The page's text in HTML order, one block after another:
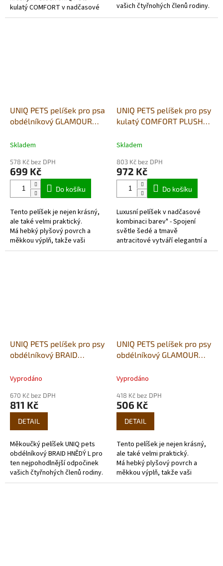
kulatý COMFORT v nadčasové
šedé barvě skvěle doplní každý
vašich čtyřnohých členů rodiny.
Má hebký plyšový povrch a
UNIQ PETS pelíšek pro psa
obdélníkový GLAMOUR
75×60×20cm
Skladem
578 Kč bez DPH
699 Kč
Do košíku
Tento pelíšek je nejen krásný,
ale také velmi praktický.
Má hebký plyšový povrch a
měkkou výplň, takže vaši
chlupatí kamarádi budou spinkat
UNIQ PETS pelíšek pro psy
kulatý COMFORT PLUSH
Skladem
803 Kč bez DPH
972 Kč
Do košíku
Luxusní pelíšek v nadčasové
kombinaci barev" - Spojení
světle šedé a tmavě
antracitové vytváří elegantní a
moderní vzhled, který se hodí
UNIQ PETS pelíšek pro psy
obdélníkový BRAID
Vyprodáno
670 Kč bez DPH
811 Kč
DETAIL
Měkoučký pelíšek UNIQ pets
obdélníkový BRAID HNĚDÝ L pro
ten nejpohodlnější odpočinek
vašich čtyřnohých členů rodiny.
Má hebký plyšový povrch a
UNIQ PETS pelíšek pro psy
obdélníkový GLAMOUR
62×50×18cm
Vyprodáno
418 Kč bez DPH
506 Kč
DETAIL
Tento pelíšek je nejen krásný,
ale také velmi praktický.
Má hebký plyšový povrch a
měkkou výplň, takže vaši
chlupatí kamarádi budou spinkat